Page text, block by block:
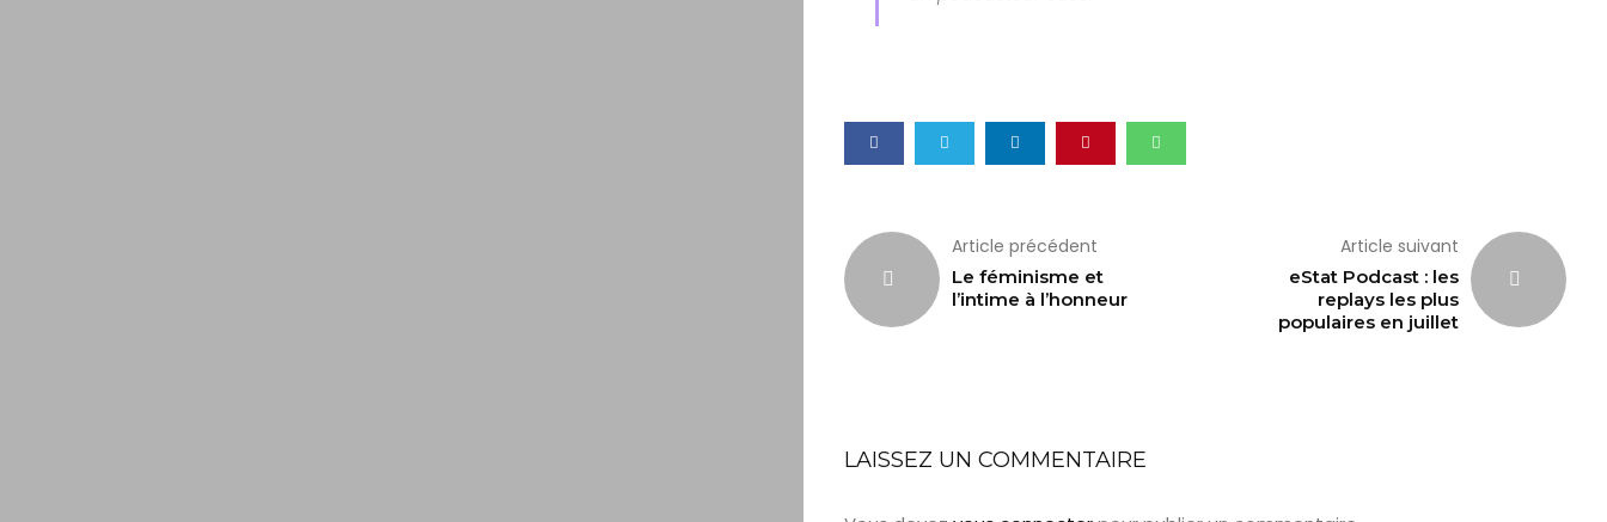
Article précédent
Le féminisme et
l’intime à l’honneur
Article suivant
eStat Podcast : les
replays les plus
populaires en juillet
LAISSEZ UN COMMENTAIRE